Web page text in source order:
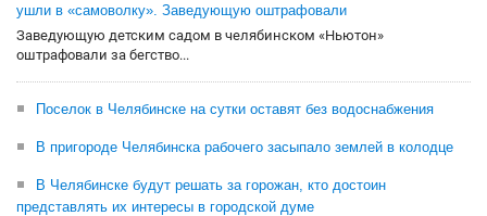
ушли в «самоволку». Заведующую оштрафовали
Заведующую детским садом в челябинском «Ньютон»
оштрафовали за бегство...
Поселок в Челябинске на сутки оставят без водоснабжения
В пригороде Челябинска рабочего засыпало землей в колодце
В Челябинске будут решать за горожан, кто достоин
представлять их интересы в городской думе